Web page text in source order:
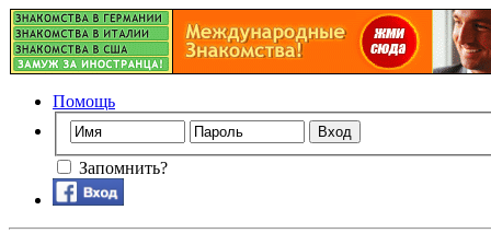
Помощь
Запомнить?